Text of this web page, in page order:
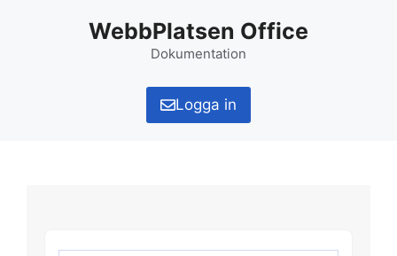
WebbPlatsen Office
Dokumentation
Logga in